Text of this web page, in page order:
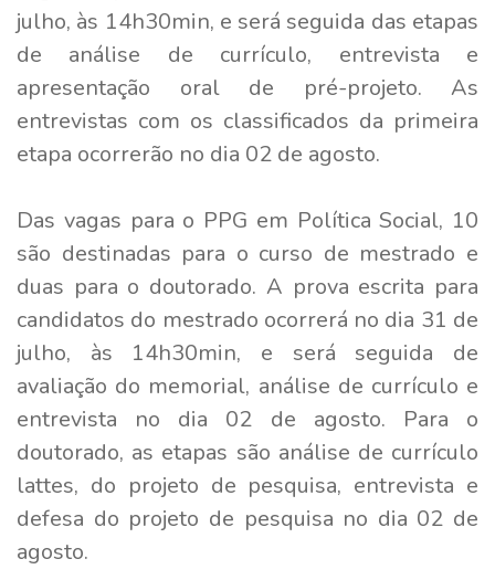
julho, às 14h30min, e será seguida das etapas
de análise de currículo, entrevista e
apresentação oral de pré-projeto. As
entrevistas com os classificados da primeira
etapa ocorrerão no dia 02 de agosto.
Das vagas para o PPG em Política Social, 10
são destinadas para o curso de mestrado e
duas para o doutorado. A prova escrita para
candidatos do mestrado ocorrerá no dia 31 de
julho, às 14h30min, e será seguida de
avaliação do memorial, análise de currículo e
entrevista no dia 02 de agosto. Para o
doutorado, as etapas são análise de currículo
lattes, do projeto de pesquisa, entrevista e
defesa do projeto de pesquisa no dia 02 de
agosto.